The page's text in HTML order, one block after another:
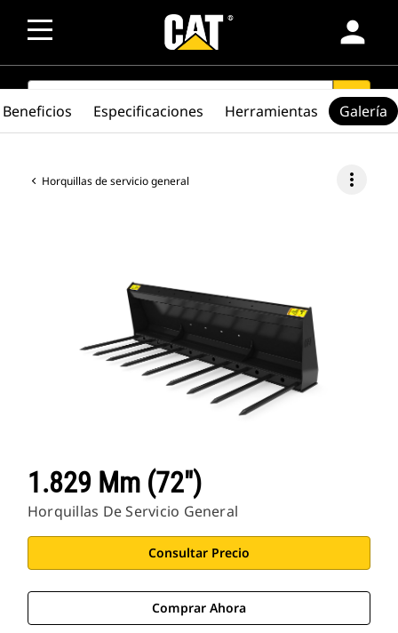
person
SEARCH search
Horquillas de servicio general more_vert
1.829 Mm (72")
Horquillas De Servicio General
Consultar Precio
Comprar Ahora
Beneficios Especificaciones Herramientas Galería